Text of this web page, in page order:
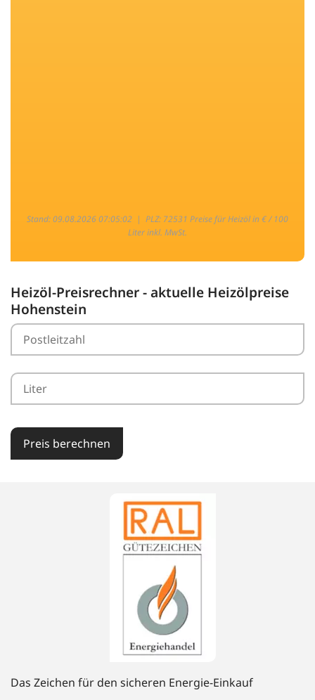
Stand: 09.08.2026 07:05:02 | PLZ: 72531 Preise für Heizöl in € / 100
Liter inkl. MwSt.
Heizöl-Preisrechner - aktuelle Heizölpreise
Hohenstein
Preis berechnen
Das Zeichen für den sicheren Energie-Einkauf